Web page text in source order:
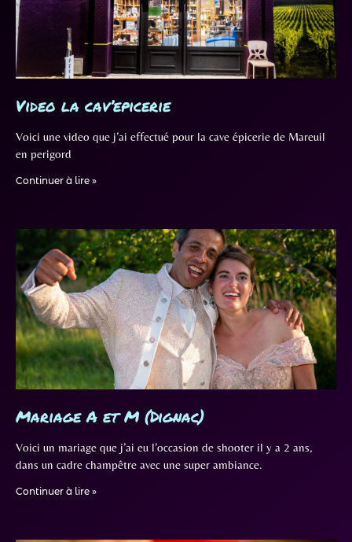
Video la cav’epicerie
Voici une video que j’ai effectué pour la cave épicerie de Mareuil
en perigord
Continuer à lire »
Mariage A et M (Dignac)
Voici un mariage que j’ai eu l’occasion de shooter il y a 2 ans,
dans un cadre champêtre avec une super ambiance.
Continuer à lire »